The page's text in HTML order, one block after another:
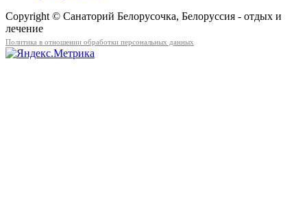
Copyright © Санаторий Белорусочка, Белоруссия - отдых и
лечение
Политика в отношении обработки персональных данных